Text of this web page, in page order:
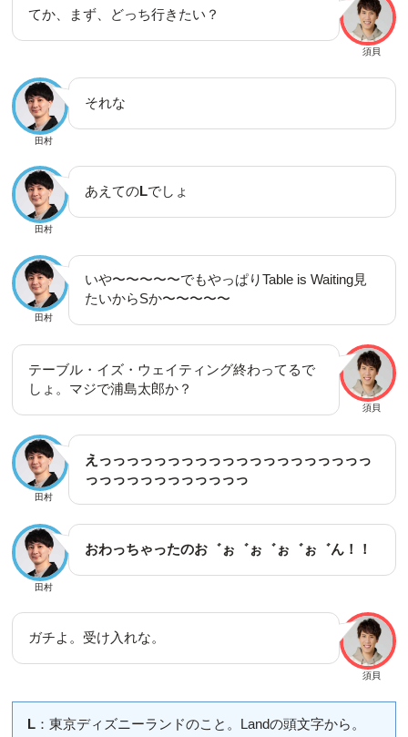
須貝
てか、まず、どっち行きたい？
田村
それな
田村
あえてのLでしょ
田村
いや〜〜〜〜〜でもやっぱりTable is Waiting見
たいからSか〜〜〜〜〜
須貝
テーブル・イズ・ウェイティング終わってるで
しょ。マジで浦島太郎か？
田村
えっっっっっっっっっっっっっっっっっっっっ
っっっっっっっっっっっっ
田村
おわっちゃったのお゛ぉ゛ぉ゛ぉ゛ぉ゛ん！！
須貝
ガチよ。受け入れな。
L：東京ディズニーランドのこと。Landの頭文字から。